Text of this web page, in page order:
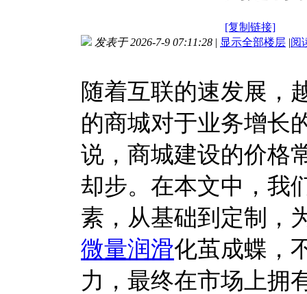
[复制链接]
发表于 2026-7-9 07:11:28 | 显示全部楼层 |阅
随着互联的速发展，
的商城对于业务增长
说，商城建设的价格
却步。在本文中，我
素，从基础到定制，
微量润滑化茧成蝶，
力，最终在市场上拥